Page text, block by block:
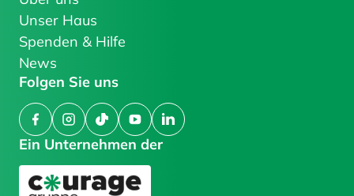
Ein Unternehmen der
Unser Haus
Spenden & Hilfe
News
Folgen Sie uns
FacebookInstagram
TikTokYouTubeLinkedIn